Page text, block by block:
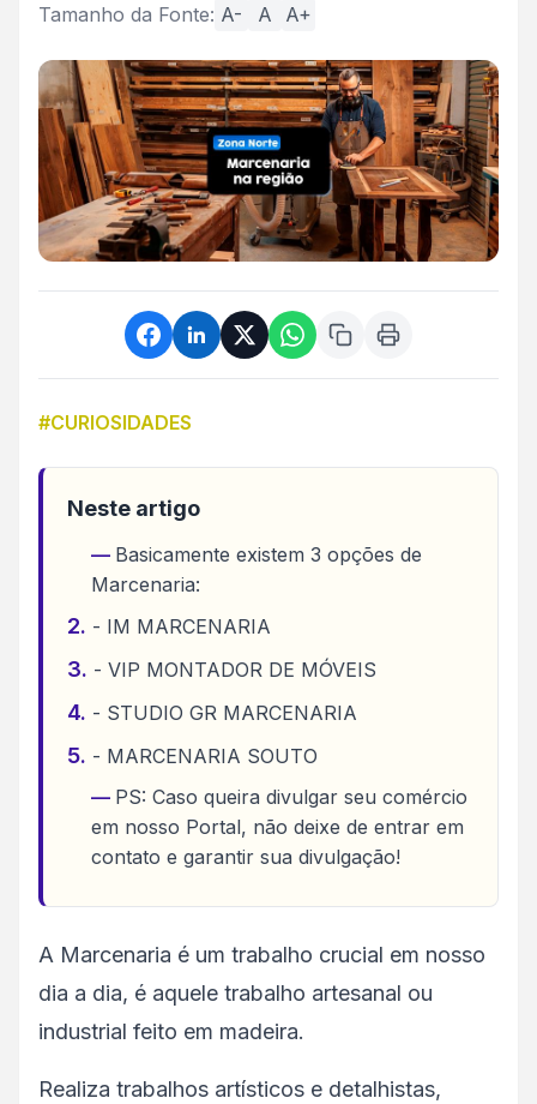
Tamanho da Fonte: A- A A+
#CURIOSIDADES
Neste artigo
Basicamente existem 3 opções de
Marcenaria:
- IM MARCENARIA
- VIP MONTADOR DE MÓVEIS
- STUDIO GR MARCENARIA
- MARCENARIA SOUTO
PS: Caso queira divulgar seu comércio
em nosso Portal, não deixe de entrar em
contato e garantir sua divulgação!
A Marcenaria é um trabalho crucial em nosso
dia a dia, é aquele trabalho artesanal ou
industrial feito em madeira.
Realiza trabalhos artísticos e detalhistas,